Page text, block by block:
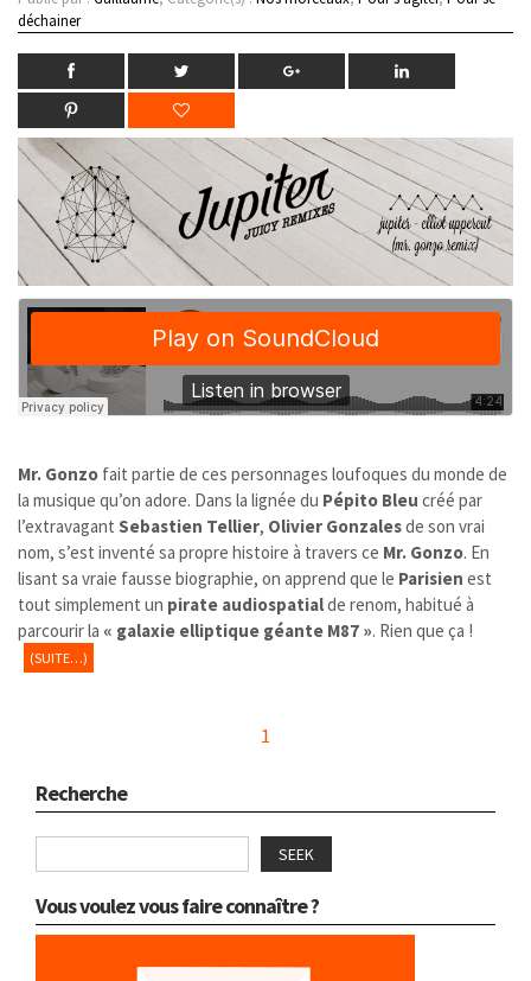
déchainer
Mr. Gonzo fait partie de ces personnages loufoques du monde de
la musique qu’on adore. Dans la lignée du Pépito Bleu créé par
l’extravagant Sebastien Tellier, Olivier Gonzalesde son vrai
nom, s’est inventé sa propre histoire à travers ce Mr. Gonzo. En
lisant sa vraie fausse biographie, on apprend que le Parisien est
tout simplement un pirate audiospatialde renom, habitué à
parcourir la « galaxie elliptique géante M87 ». Rien que ça !
(SUITE…)
1
Recherche
SEEK
Vous voulez vous faire connaître ?